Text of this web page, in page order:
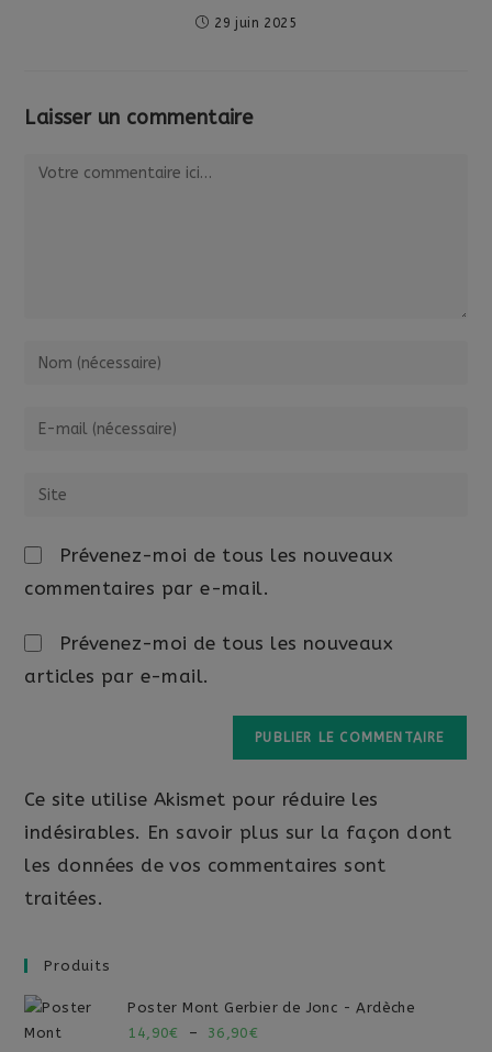
29 juin 2025
Laisser un commentaire
Prévenez-moi de tous les nouveaux
commentaires par e-mail.
Prévenez-moi de tous les nouveaux
articles par e-mail.
Ce site utilise Akismet pour réduire les
indésirables. En savoir plus sur la façon dont
les données de vos commentaires sont
traitées.
Produits
Poster Mont Gerbier de Jonc - Ardèche
14,90€ – 36,90€